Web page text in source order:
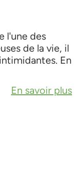
l'une des
de la vie, il
En
En savoir plus